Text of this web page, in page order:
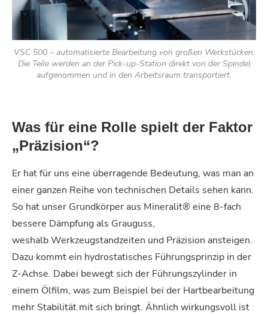
VSC 500 – automatisierte Bearbeitung von großen Werkstücken.
Die Teile werden an der Pick-up-Station direkt von der Spindel
aufgenommen und in den Arbeitsraum transportiert.
Was für eine Rolle spielt der Faktor
„Präzision“?
Er hat für uns eine überragende Bedeutung, was man an
einer ganzen Reihe von technischen Details sehen kann.
So hat unser Grundkörper aus Mineralit® eine 8-fach
bessere Dämpfung als Grauguss,
weshalb Werkzeugstandzeiten und Präzision ansteigen.
Dazu kommt ein hydrostatisches Führungsprinzip in der
Z-Achse. Dabei bewegt sich der Führungszylinder in
einem Ölfilm, was zum Beispiel bei der Hartbearbeitung
mehr Stabilität mit sich bringt. Ähnlich wirkungsvoll ist